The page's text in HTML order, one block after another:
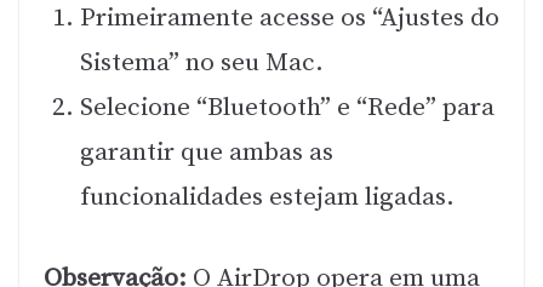
Primeiramente acesse os “Ajustes do
Sistema” no seu Mac.
Selecione “Bluetooth” e “Rede” para
garantir que ambas as
funcionalidades estejam ligadas.
Observação: O AirDrop opera em uma